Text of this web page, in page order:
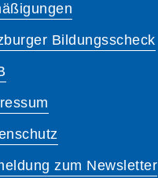
Bildungsscheck
zum Newsletter